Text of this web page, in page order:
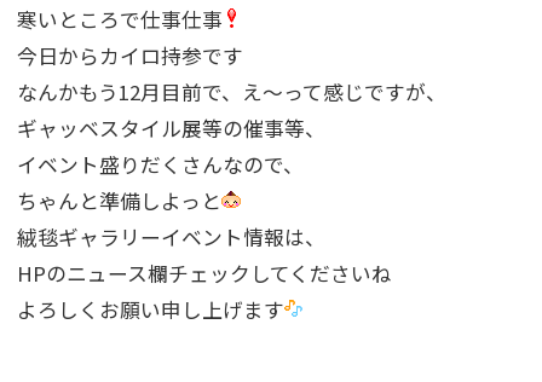
寒いところで仕事仕事
今日からカイロ持参です
なんかもう12月目前で、え〜って感じですが、
ギャッベスタイル展等の催事等、
イベント盛りだくさんなので、
ちゃんと準備しよっと
絨毯ギャラリーイベント情報は、
HPのニュース欄チェックしてくださいね
よろしくお願い申し上げます